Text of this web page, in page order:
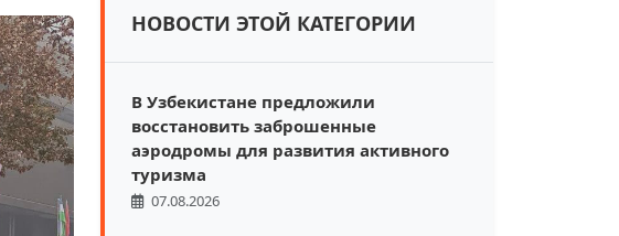
НОВОСТИ ЭТОЙ КАТЕГОРИИ
В Узбекистане предложили
восстановить заброшенные
аэродромы для развития активного
туризма
07.08.2026